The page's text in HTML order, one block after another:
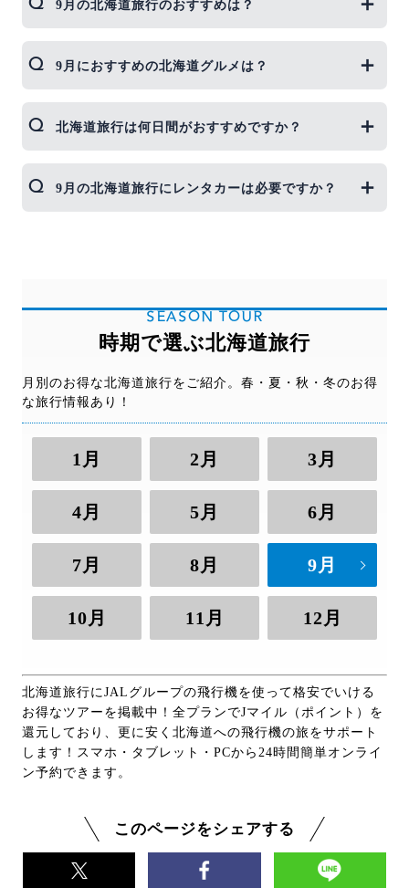
9月の北海道旅行のおすすめは？
メポイント。さんまや秋鮭など旬の味覚を楽しんだ
り、下旬には早めの紅葉などが楽しめます。
9月におすすめの北海道グルメは？
卵直後の鮭は最もおいしいと言われているので、鮭
やイクラなど旬の味覚を楽しみませんか。
北海道旅行は何日間がおすすめですか？
す。北海道は広いので、道内での移動時間が必要と
なります。 たとえば、札幌〜函館の移動にはレンタ
9月の北海道旅行にレンタカーは必要ですか？
すすめです。
SEASON TOUR
時期で選ぶ北海道旅行
月別のお得な北海道旅行をご紹介。春・夏・秋・冬のお得
な旅行情報あり！
1月 2月 3月
4月 5月 6月
7月 8月 9月
10月 11月 12月
北海道旅行にJALグループの飛行機を使って格安でいける
お得なツアーを掲載中！全プランでJマイル（ポイント）を
還元しており、更に安く北海道への飛行機の旅をサポート
します！スマホ・タブレット・PCから24時間簡単オンライ
ン予約できます。
このページをシェアする